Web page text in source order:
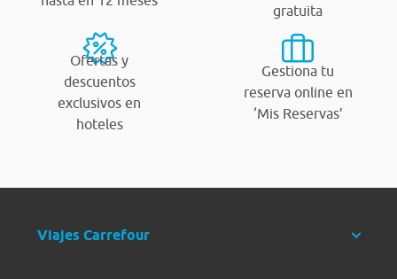
gratuita
Ofertas y
descuentos
exclusivos en
hoteles
Gestiona tu
reserva online en
‘Mis Reservas’
Viajes Carrefour